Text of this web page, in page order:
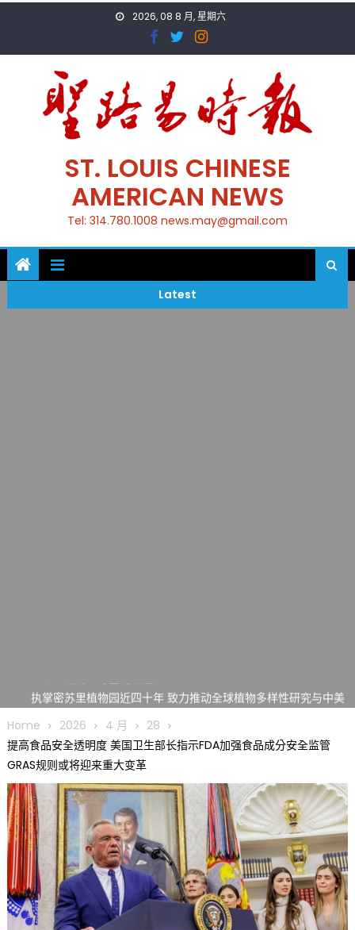
2026, 08 8 月, 星期六
ST. LOUIS CHINESE
AMERICAN NEWS
Tel: 314.780.1008 news.may@gmail.com
Latest
执掌密苏里植物园近四十年 致力推动全球植物多样性研究与中美
一晃三十年，初夏又相逢。中华日，等你来赴约 —— 密苏里植物
园“中华日三十周年特别报道（五）
筝声与琴韵交汇：刘励(Li Statler)与钢琴家Darek演绎一场古筝
与钢琴的精彩对话
Home 2026 4 月
28
提高食品安全透明度 美国卫生部长指示FDA加强食品成分安全监管
GRAS规则或将迎来重大变革